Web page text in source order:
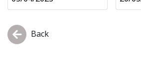
Back